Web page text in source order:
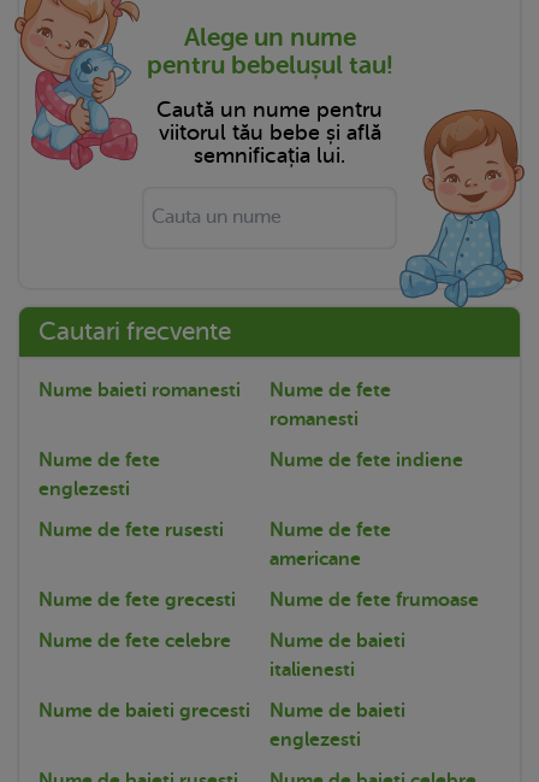
Alege un nume
pentru bebelușul tau!
Caută un nume pentru
viitorul tău bebe și află
semnificația lui.
Cautari frecvente
Nume baieti romanesti
Nume de fete
romanesti
Nume de fete
englezesti
Nume de fete indiene
Nume de fete rusesti
Nume de fete
americane
Nume de fete grecesti
Nume de fete frumoase
Nume de fete celebre
Nume de baieti
italienesti
Nume de baieti grecesti
Nume de baieti
englezesti